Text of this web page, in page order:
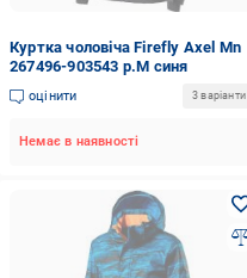
Куртка чоловіча Firefly Axel Mn
267496-903543 р.M синя
оцінити 3 варіанти
Немає в наявності